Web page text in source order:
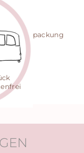
Eco-Verpackung